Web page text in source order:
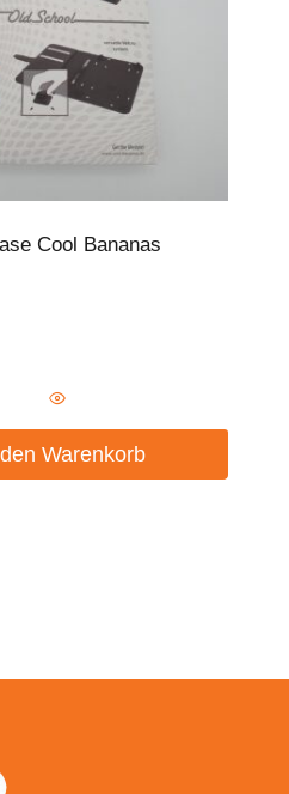
Cool Bananas
Warenkorb